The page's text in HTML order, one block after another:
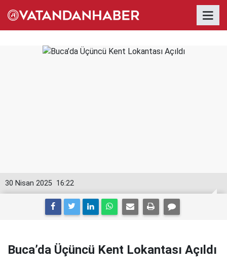
16:22
30 Nisan 2025
Buca’da Üçüncü Kent Lokantası Açıldı